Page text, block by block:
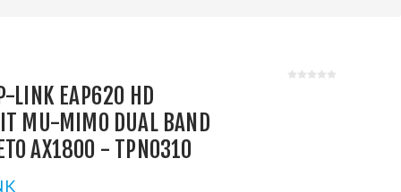
LINK EAP620 HD
MU-MIMO DUAL BAND
AX1800 - TPN0310